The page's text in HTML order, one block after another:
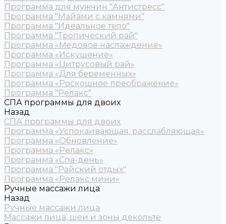
Программа для мужчин "Антистресс"
Программа "Майами с камнями"
Программа "Идеальное тело"
Программа "Тропический рай"
Программа «Медовое наслаждение»
Программа «Искушение»
Программа «Цитрусовый рай»
Программа «Для беременных»
Программа «Роскошное преображение»
Программа "Релакс"
СПА программы для двоих
Назад
СПА программы для двоих
Программа «Успокаивающая, расслабляющая»
Программа «Обновление»
Программа «Релакс»
Программа «Спа-день»
Программа "Райский отдых"
Программа «Релакс мини»
Ручные массажи лица
Назад
Ручные массажи лица
Массажи лица, шеи и зоны декольте